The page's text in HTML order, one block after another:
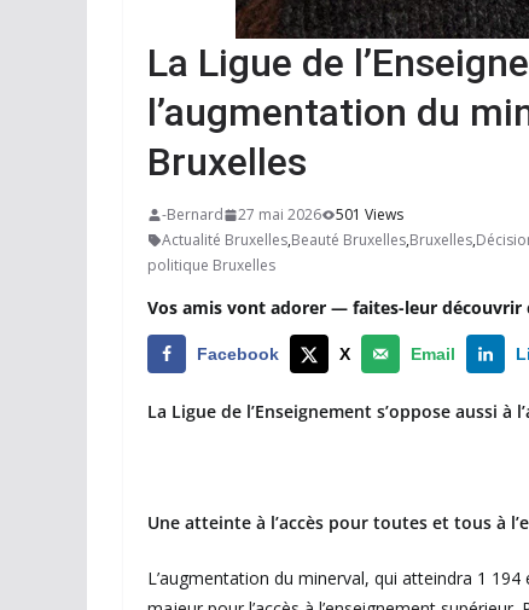
La Ligue de
l’augmentation du
Bruxelles
-Bernard 27 mai 2026
501 Views
Actualité Bruxelles,Beauté Bruxelles,Bruxelles,
politique Bruxelles
Vos amis vont adorer — faites-leur découvrir
Facebook X Email
La Ligue de l’Enseignement s’oppose aussi
Une atteinte à l’accès pour toutes et tous à
L’augmentation du minerval, qui atteindra 1